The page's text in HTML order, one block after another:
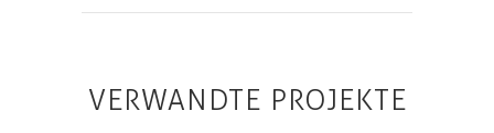
VERWANDTE PROJEKTE